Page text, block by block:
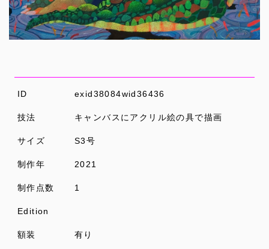
ID exid38084wid36436
技法 キャンバスにアクリル絵の具で描画
サイズ S3号
制作年 2021
制作点数 1
Edition
額装 有り